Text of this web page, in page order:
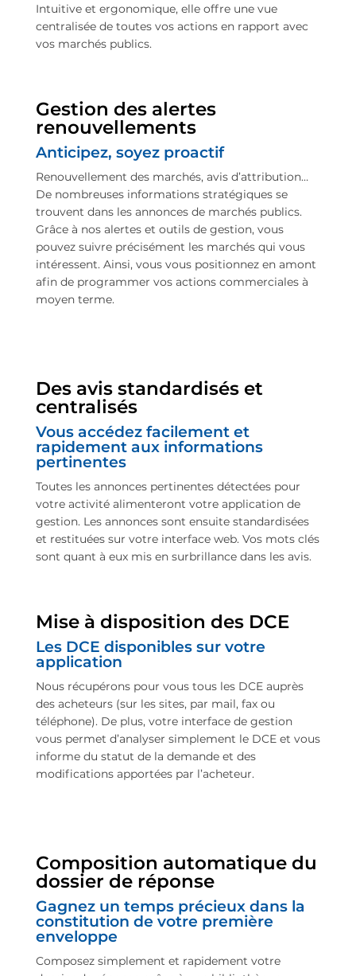
Intuitive et ergonomique, elle offre une vue
centralisée de toutes vos actions en rapport avec
vos marchés publics.
Gestion des alertes
renouvellements
Anticipez, soyez proactif
Renouvellement des marchés, avis d’attribution…
De nombreuses informations stratégiques se
trouvent dans les annonces de marchés publics.
Grâce à nos alertes et outils de gestion, vous
pouvez suivre précisément les marchés qui vous
intéressent. Ainsi, vous vous positionnez en amont
afin de programmer vos actions commerciales à
moyen terme.
Des avis standardisés et
centralisés
Vous accédez facilement et
rapidement aux informations
pertinentes
Toutes les annonces pertinentes détectées pour
votre activité alimenteront votre application de
gestion. Les annonces sont ensuite standardisées
et restituées sur votre interface web. Vos mots clés
sont quant à eux mis en surbrillance dans les avis.
Mise à disposition des DCE
Les DCE disponibles sur votre
application
Nous récupérons pour vous tous les DCE auprès
des acheteurs (sur les sites, par mail, fax ou
téléphone). De plus, votre interface de gestion
vous permet d’analyser simplement le DCE et vous
informe du statut de la demande et des
modifications apportées par l’acheteur.
Composition automatique du
dossier de réponse
Gagnez un temps précieux dans la
constitution de votre première
enveloppe
Composez simplement et rapidement votre